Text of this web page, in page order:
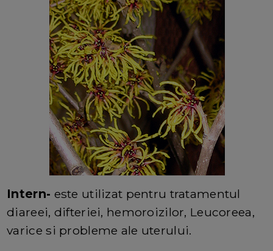
Intern- este utilizat pentru tratamentul
diareei, difteriei, hemoroizilor, Leucoreea,
varice si probleme ale uterului.